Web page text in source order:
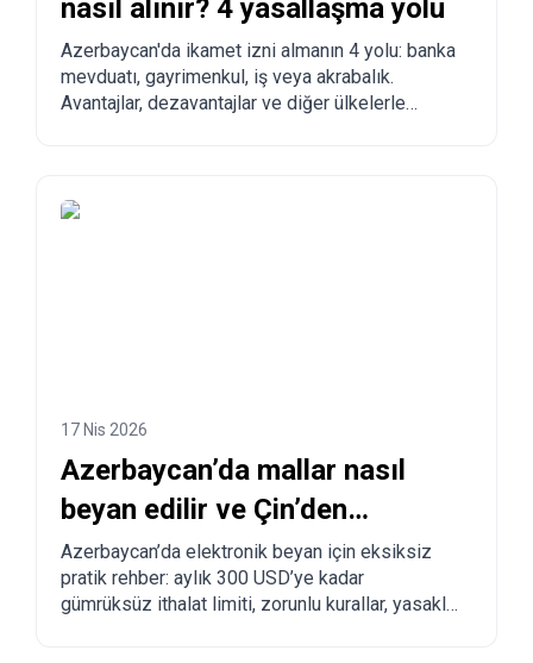
nasıl alınır? 4 yasallaşma yolu
Azerbaycan'da ikamet izni almanın 4 yolu: banka
mevduatı, gayrimenkul, iş veya akrabalık.
Avantajlar, dezavantajlar ve diğer ülkelerle
17 Nis 2026
Azerbaycan’da mallar nasıl
beyan edilir ve Çin’den
Azerbaycan’a nasıl sipariş
verilir?
Azerbaycan’da elektronik beyan için eksiksiz
pratik rehber: aylık 300 USD’ye kadar
gümrüksüz ithalat limiti, zorunlu kurallar, yasaklı